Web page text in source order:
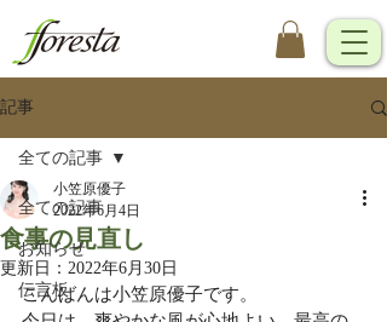
記事
全ての記事
お知らせ
伝言板
全ての記事
食事の見直し
小笠原優子
2022年6月4日
更新日： 2022年6月30日
こんばんは小笠原優子です。